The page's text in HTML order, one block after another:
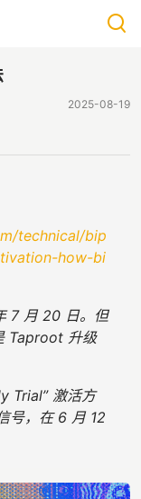
2025-08-19
technical/bip
how-bi
7 月 20 日。但
Taproot 升级
Trial” 激活方
号，在 6 月 12